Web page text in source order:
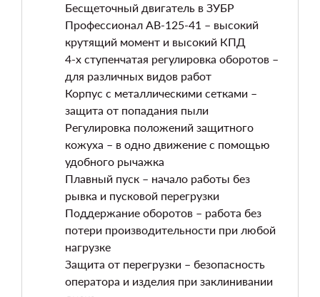
Бесщеточный двигатель в ЗУБР
Профессионал AB-125-41 – высокий
крутящий момент и высокий КПД
4-х ступенчатая регулировка оборотов –
для различных видов работ
Корпус с металлическими сетками –
защита от попадания пыли
Регулировка положений защитного
кожуха – в одно движение с помощью
удобного рычажка
Плавный пуск – начало работы без
рывка и пусковой перегрузки
Поддержание оборотов – работа без
потери производительности при любой
нагрузке
Защита от перегрузки – безопасность
оператора и изделия при заклинивании